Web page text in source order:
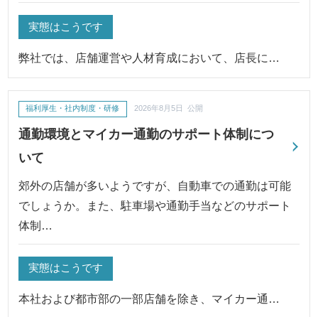
実態はこうです
弊社では、店舗運営や人材育成において、店長に…
通勤環境とマイカー通勤のサポート体制につ
いて
福利厚生・社内制度・研修 2026年8月5日 公開
郊外の店舗が多いようですが、自動車での通勤は可能
でしょうか。また、駐車場や通勤手当などのサポート
体制…
実態はこうです
本社および都市部の一部店舗を除き、マイカー通…